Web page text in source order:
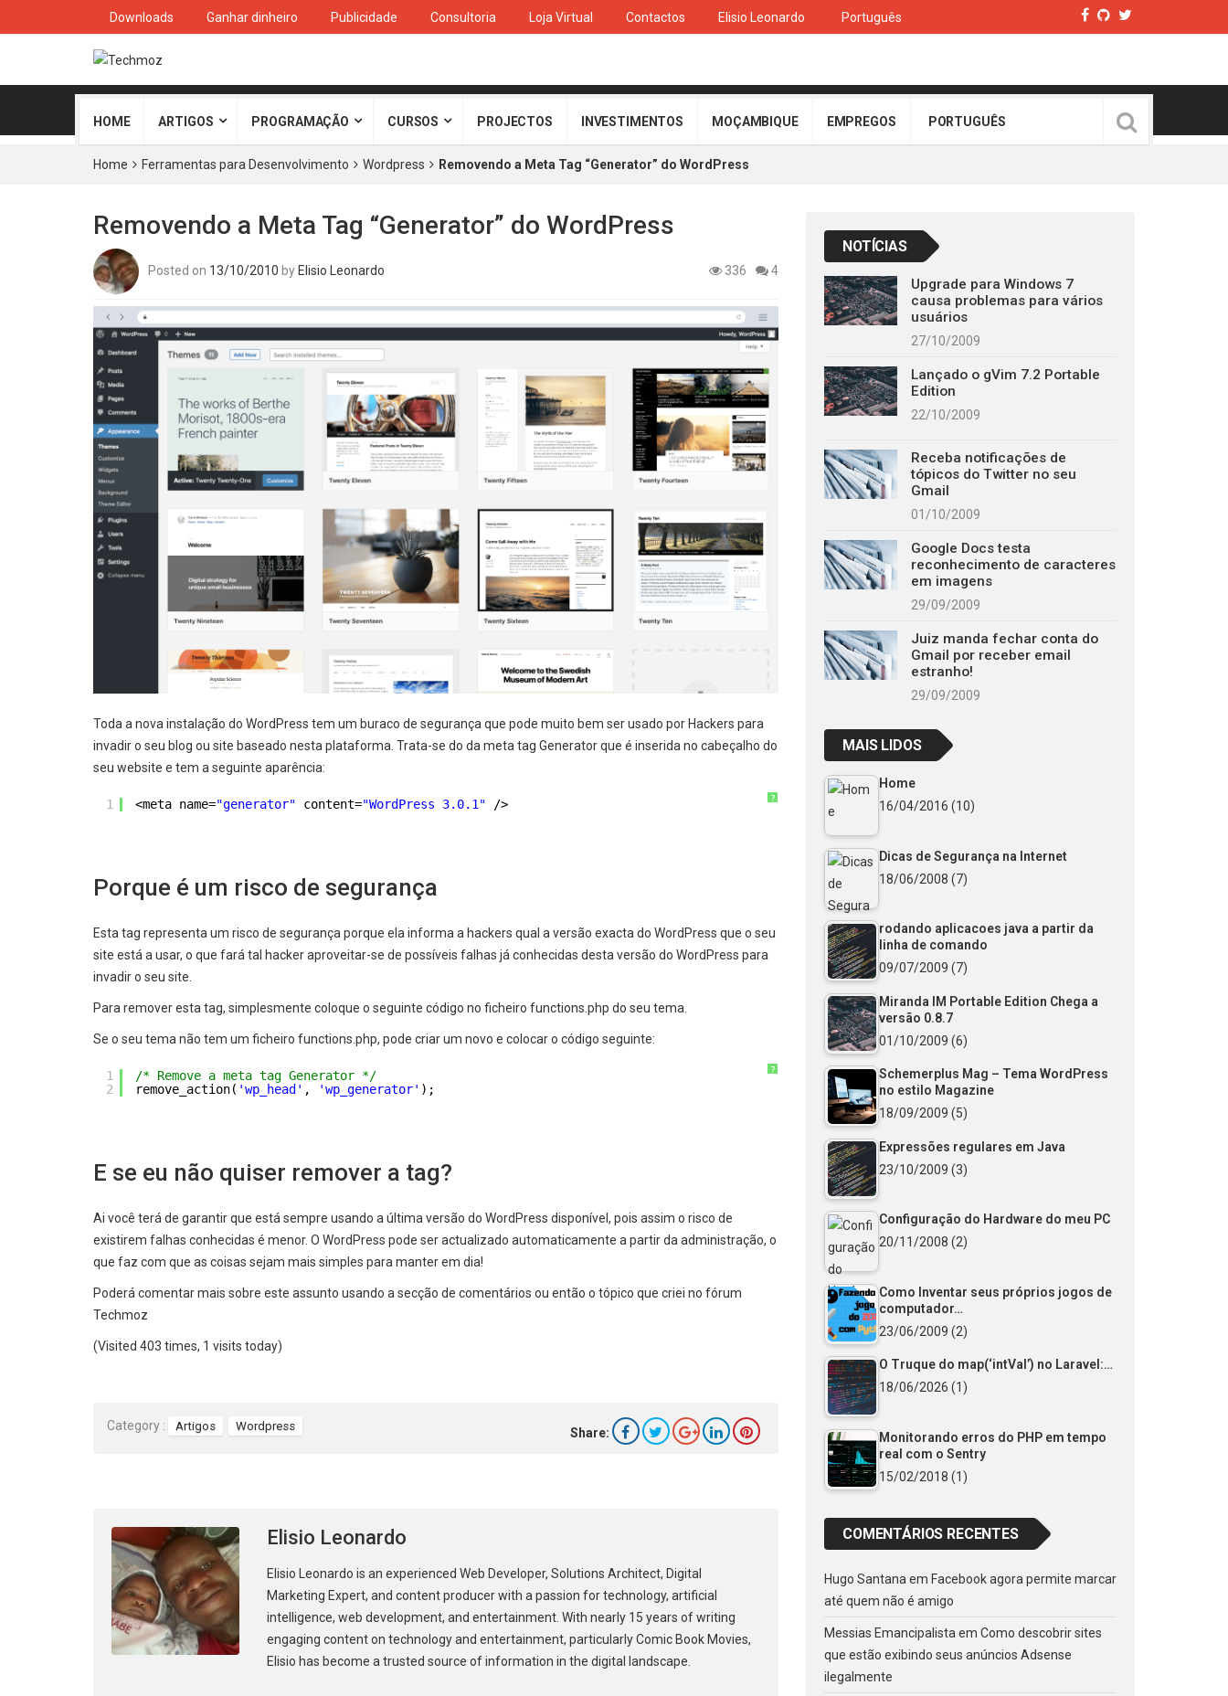
Downloads Ganhar dinheiro Publicidade Consultoria Loja Virtual Contactos Elisio Leonardo Português
HOME ARTIGOS PROGRAMAÇÃO CURSOS PROJECTOS INVESTIMENTOS MOÇAMBIQUE EMPREGOS PORTUGUÊS
Home Ferramentas para Desenvolvimento Wordpress Removendo a Meta Tag “Generator” do WordPress
Removendo a Meta Tag “Generator” do WordPress
Posted on 13/10/2010 by Elisio Leonardo 336 4
Toda a nova instalação do WordPress tem um buraco de segurança que pode muito bem ser usado por Hackers para
invadir o seu blog ou site baseado nesta plataforma. Trata-se do da meta tag Generator que é inserida no cabeçalho do
seu website e tem a seguinte aparência:
?
1 <meta name="generator" content="WordPress 3.0.1" />
Porque é um risco de segurança
Esta tag representa um risco de segurança porque ela informa a hackers qual a versão exacta do WordPress que o seu
site está a usar, o que fará tal hacker aproveitar-se de possíveis falhas já conhecidas desta versão do WordPress para
invadir o seu site.
Para remover esta tag, simplesmente coloque o seguinte código no ficheiro functions.php do seu tema.
Se o seu tema não tem um ficheiro functions.php, pode criar um novo e colocar o código seguinte:
?
1
2
/* Remove a meta tag Generator */
remove_action( 'wp_head' , 'wp_generator' );
E se eu não quiser remover a tag?
Ai você terá de garantir que está sempre usando a última versão do WordPress disponível, pois assim o risco de
existirem falhas conhecidas é menor. O WordPress pode ser actualizado automaticamente a partir da administração, o
que faz com que as coisas sejam mais simples para manter em dia!
Poderá comentar mais sobre este assunto usando a secção de comentários ou então o tópico que criei no fórum
Techmoz
(Visited 403 times, 1 visits today)
Category : Artigos Wordpress Share:
Elisio Leonardo
Elisio Leonardo is an experienced Web Developer, Solutions Architect, Digital
Marketing Expert, and content producer with a passion for technology, artificial
intelligence, web development, and entertainment. With nearly 15 years of writing
engaging content on technology and entertainment, particularly Comic Book Movies,
Elisio has become a trusted source of information in the digital landscape.
NOTÍCIAS
Upgrade para Windows 7
causa problemas para vários
usuários
27/10/2009
Lançado o gVim 7.2 Portable
Edition
22/10/2009
Receba notificações de
tópicos do Twitter no seu
Gmail
01/10/2009
Google Docs testa
reconhecimento de caracteres
em imagens
29/09/2009
Juiz manda fechar conta do
Gmail por receber email
estranho!
29/09/2009
MAIS LIDOS
Home
16/04/2016 (10)
Dicas de Segurança na Internet
18/06/2008 (7)
rodando aplicacoes java a partir da
linha de comando
09/07/2009 (7)
Miranda IM Portable Edition Chega a
versão 0.8.7
01/10/2009 (6)
Schemerplus Mag – Tema WordPress
no estilo Magazine
18/09/2009 (5)
Expressões regulares em Java
23/10/2009 (3)
Configuração do Hardware do meu PC
20/11/2008 (2)
Como Inventar seus próprios jogos de
computador…
23/06/2009 (2)
O Truque do map(‘intVal’) no Laravel:…
18/06/2026 (1)
Monitorando erros do PHP em tempo
real com o Sentry
15/02/2018 (1)
COMENTÁRIOS RECENTES
Hugo Santana em Facebook agora permite marcar
até quem não é amigo
Messias Emancipalista em Como descobrir sites
que estão exibindo seus anúncios Adsense
ilegalmente